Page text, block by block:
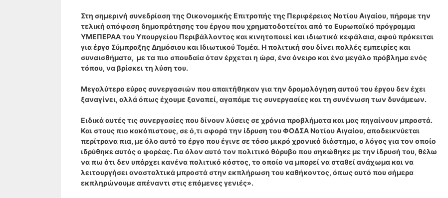
Στη σημερινή συνεδρίαση της Οικονομικής Επιτροπής της Περιφέρειας Νοτίου Αιγαίου, πήραμε την
τελική απόφαση δημοπράτησης του έργου που χρηματοδοτείται από το Ευρωπαϊκό πρόγραμμα
ΥΜΕΠΕΡΑΑ του Υπουργείου Περιβάλλοντος και κινητοποιεί και ιδιωτικά κεφάλαια, αφού πρόκειται
για έργο Σύμπραξης Δημόσιου και Ιδιωτικού Τομέα. Η πολιτική σου δίνει πολλές εμπειρίες και
συναισθήματα, με τα πιο σπουδαία όταν έρχεται η ώρα, ένα όνειρο και ένα μεγάλο πρόβλημα ενός
τόπου, να βρίσκει τη λύση του.
Μεγαλύτερο εύρος συνεργασιών που απαιτήθηκαν για την δρομολόγηση αυτού του έργου δεν έχει
ξαναγίνει, αλλά όπως έχουμε ξαναπεί, αγαπάμε τις συνεργασίες και τη συνένωση των δυνάμεων.
Ειδικά αυτές τις συνεργασίες που δίνουν λύσεις σε χρόνια προβλήματα και μας πηγαίνουν μπροστά.
Και στους πιο κακόπιστους, σε ό,τι αφορά την ίδρυση του ΦΟΔΣΑ Νοτίου Αιγαίου, αποδεικνύεται
περίτρανα πια, με όλο αυτό το έργο που έγινε σε τόσο μικρό χρονικό διάστημα, ο λόγος για τον οποίο
ιδρύθηκε αυτός ο φορέας. Για όλον αυτό τον πολιτικό θόρυβο που σηκώθηκε με την ίδρυσή του, θέλω
να πω ότι δεν υπάρχει κανένα πολιτικό κόστος, το οποίο να μπορεί να σταθεί ανάχωμα και να
λειτουργήσει ανασταλτικά μπροστά στην εκπλήρωση του καθήκοντος, όπως αυτό που σήμερα
εκπληρώνουμε απέναντι στις επόμενες γενιές».